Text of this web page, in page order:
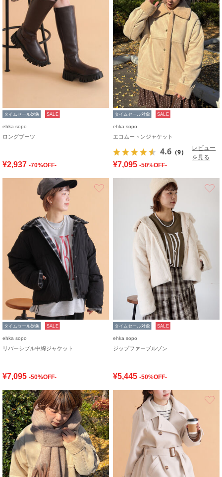
タイムセール対象 SALE
ehka sopo
ロングブーツ
¥2,937 -70%OFF-
タイムセール対象 SALE
ehka sopo
エコムートンジャケット
4.6 （9）
レビュー
を見る
¥7,095 -50%OFF-
タイムセール対象 SALE
ehka sopo
リバーシブル中綿ジャケット
¥7,095 -50%OFF-
タイムセール対象 SALE
ehka sopo
ジップファーブルゾン
¥5,445 -50%OFF-
お気に入り